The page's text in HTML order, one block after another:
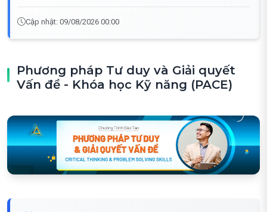
Cập nhật: 09/08/2026 00:00
Phương pháp Tư duy và Giải quyết
Vấn đề - Khóa học Kỹ năng (PACE)